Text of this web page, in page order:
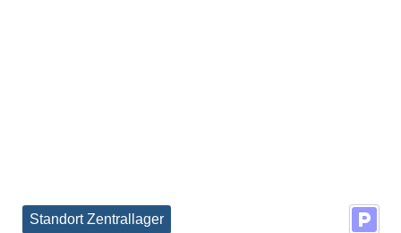
Standort Zentrallager